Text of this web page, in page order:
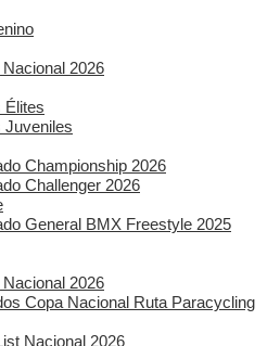
2026
Élites
Juveniles
Championship 2026
Challenger 2026
General BMX Freestyle 2025
2026
Copa Nacional Ruta Paracycling
Nacional 2026